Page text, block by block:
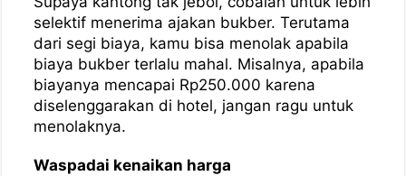
selektif menerima ajakan bukber. Terutama
dari segi biaya, kamu bisa menolak apabila
biaya bukber terlalu mahal. Misalnya, apabila
biayanya mencapai Rp250.000 karena
diselenggarakan di hotel, jangan ragu untuk
menolaknya.
Waspadai kenaikan harga